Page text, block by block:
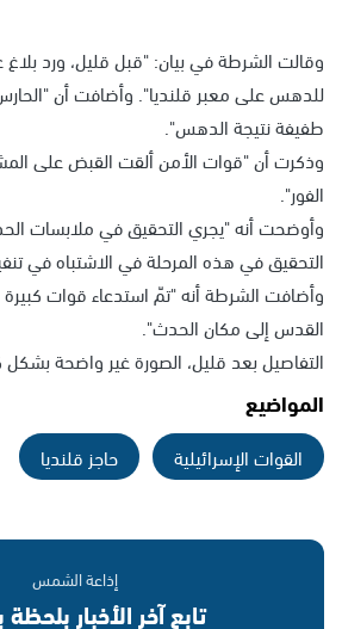
وقالت الشرطة في بيان: "قبل قليل، ورد
للدهس على معبر قلنديا". وأضافت أن
طفيفة نتيجة الدهس".
وذكرت أن "قوات الأمن ألقت القبض على
الفور".
وأوضحت أنه "يجري التحقيق في ملابسات
التحقيق في هذه المرحلة في الاشتباه في
وأضافت الشرطة أنه "تمّ استدعاء قوات
القدس إلى مكان الحدث".
التفاصيل بعد قليل، الصورة غير واضحة
المواضيع
القوات الإسرائيلية حاجز قلنديا
إذاعة الشمس
تابع آخر الأخبار